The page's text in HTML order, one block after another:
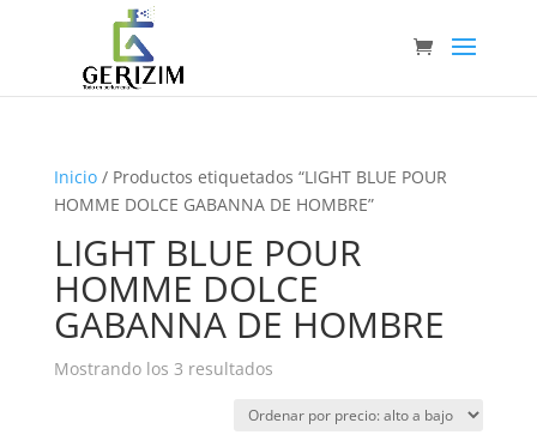
Inicio/ Productos etiquetados “LIGHT BLUE POUR
HOMME DOLCE GABANNA DE HOMBRE”
LIGHT BLUE POUR
HOMME DOLCE
GABANNA DE HOMBRE
Mostrando los 3 resultadosOrdenado
precio: